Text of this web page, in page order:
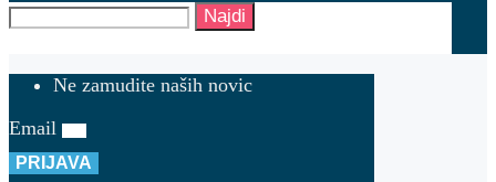
Najdi
Ne zamudite naših novic
Email
PRIJAVA